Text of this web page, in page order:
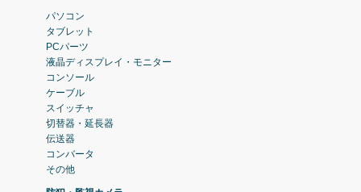
パソコン
タブレット
PCパーツ
液晶ディスプレイ・モニター
コンソール
ケーブル
スイッチャ
切替器・延長器
伝送器
コンバータ
その他